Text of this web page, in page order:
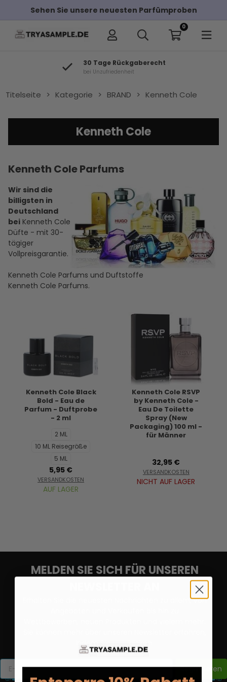
Sehen Sie unsere neuesten Parfümproben
0
30 Tage Rückgaberecht
bei Unzufriedenheit
Titelseite > Kategorie > BRAND > Kenneth Cole
Kenneth Cole
Kenneth Cole Parfums
Wir sind die
billigsten in
Deutschland
bei Kenneth Cole
Düfte - mit 30-
tägiger
Vollpreisgarantie.
Kenneth Cole Parfums und Duftstoffe
Kenneth Cole Parfums.
Kenneth Cole Black
Bold - Eau de
Parfum - Duftprobe
- 2 ml
2 ML
10 ML Reisegröße
5 ML
5,95 €
VERSANDKOSTEN
AUF LAGER
Kenneth Cole RSVP
by Kenneth Cole -
Eau De Toilette
Spray (New
Packaging) 100 ml -
für Männer
32,95 €
VERSANDKOSTEN
NICHT AUF LAGER
MELDEN SIE SICH FÜR UNSEREN
Erhalten Sie die neuesten Nachrichten zu allem, von
indem Sie
Registrieren